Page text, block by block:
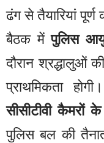
ढंग से तैयारियां
बैठक मेंपुलिस
दौरान श्रद्धालुओं
प्राथमिकता
सीसीटीवी कैमरों
पुलिस बल की